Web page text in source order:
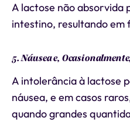
A lactose não absorvida
intestino, resultando em
5. Náusea e,
A intolerância à lactose
náusea, e em casos
quando grandes